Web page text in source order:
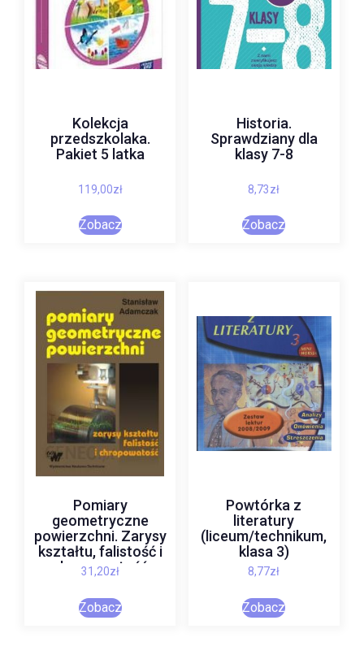
Kolekcja
przedszkolaka.
Pakiet 5 latka
119,00zł
Zobacz
Historia.
Sprawdziany dla
klasy 7-8
8,73zł
Zobacz
Pomiary
geometryczne
powierzchni. Zarysy
kształtu, falistość i
chropowatość
31,20zł
Zobacz
Powtórka z
literatury
(liceum/technikum,
klasa 3)
8,77zł
Zobacz